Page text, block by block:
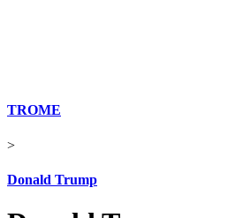
TROME
>
Donald Trump